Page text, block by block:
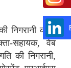
निगरानी करने
सहायक, वेब
की निगरानी,